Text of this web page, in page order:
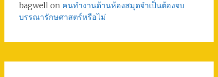
bagwellon คนทำงานด้านห้องสมุดจำเป็นต้องจบ
บรรณารักษศาสตร์หรือไม่